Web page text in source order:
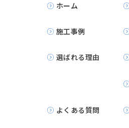
ホーム
施工事例
選ばれる理由
よくある質問